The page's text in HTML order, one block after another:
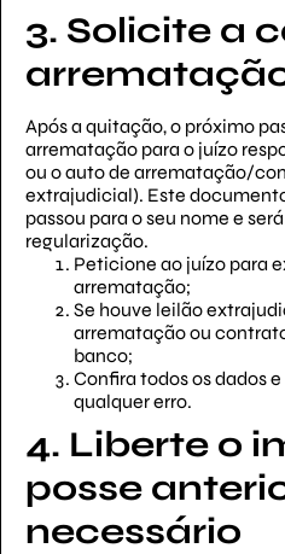
3. Solicite a
Após a quitação, o próximo
arrematação para o juízo
ou o auto de arrematação/
extrajudicial). Este
passou para o seu nome e
regularização.
Peticione ao juízo para
arrematação;
Se houve leilão
arrematação ou
banco;
Confira todos os dados
qualquer erro.
4. Liberte o
posse
necessário